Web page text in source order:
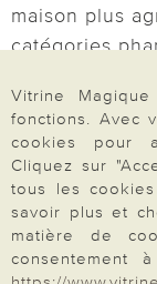
maison plus
catégories
l’univers de la
pratiques et
décorations
accessoires
outils pour le
articles du
Vitrine
fonctions. Avec
cookies pour
Cliquez sur
tous les
savoir plus et
matière de
consentement